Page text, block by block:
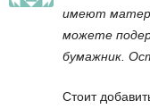
имеют
можете
бумажник.
Стоит